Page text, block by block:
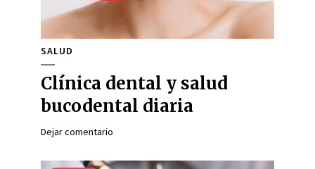
SALUD
Clínica dental y salud
bucodental diaria
Dejar comentario